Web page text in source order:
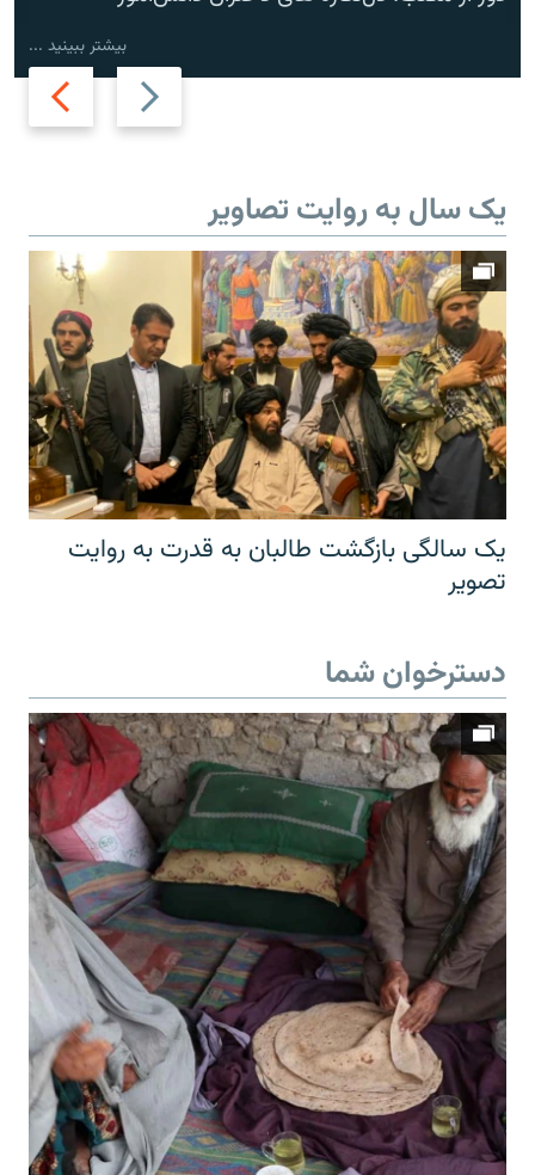
Previous
slide
Next
slide
بیشتر ببینید ...
یک سال به روایت تصاویر
یک سالگی بازگشت طالبان به قدرت به روایت
تصویر
دسترخوان شما